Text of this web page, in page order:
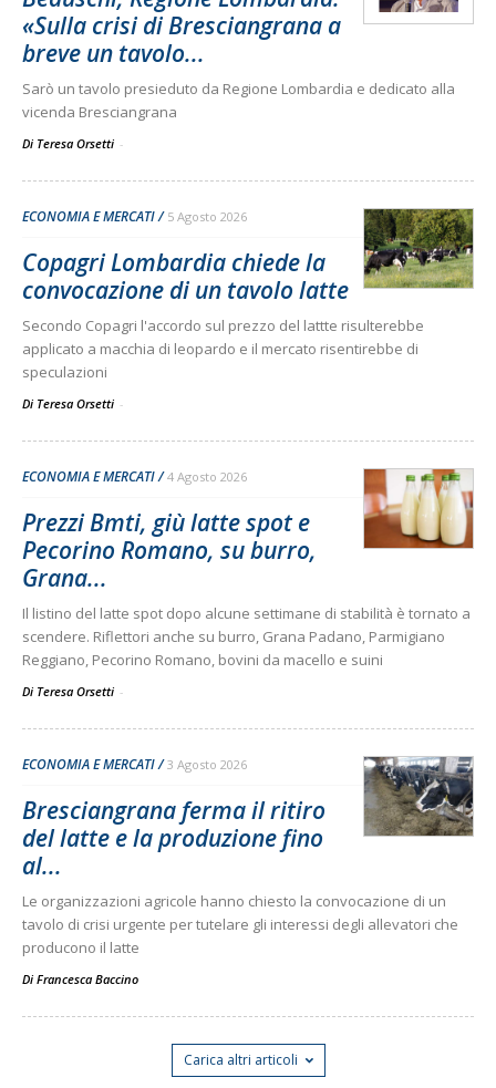
«Sulla crisi di Bresciangrana a
breve un tavolo...
Sarò un tavolo presieduto da Regione Lombardia e dedicato alla
vicenda Bresciangrana
Di Teresa Orsetti -
ECONOMIA E MERCATI 5 Agosto 2026
Copagri Lombardia chiede la
convocazione di un tavolo latte
Secondo Copagri l'accordo sul prezzo del lattte risulterebbe
applicato a macchia di leopardo e il mercato risentirebbe di
speculazioni
Di Teresa Orsetti -
ECONOMIA E MERCATI 4 Agosto 2026
Prezzi Bmti, giù latte spot e
Pecorino Romano, su burro,
Grana...
Il listino del latte spot dopo alcune settimane di stabilità è tornato a
scendere. Riflettori anche su burro, Grana Padano, Parmigiano
Reggiano, Pecorino Romano, bovini da macello e suini
Di Teresa Orsetti -
ECONOMIA E MERCATI 3 Agosto 2026
Bresciangrana ferma il ritiro
del latte e la produzione fino
al...
Le organizzazioni agricole hanno chiesto la convocazione di un
tavolo di crisi urgente per tutelare gli interessi degli allevatori che
producono il latte
Di Francesca Baccino
Carica altri articoli